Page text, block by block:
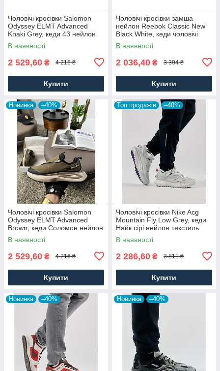
Чоловічі кросівки Salomon
Odyssey ELMT Advanced
Khaki Grey, кеди 43 нейлон
текстиль, Чоловіче взуття
В наявності
2 529,60 ₴ 4 216 ₴
Купити
Чоловічі кросівки замша
нейлон Reebok Classic New
Black White, кеди чоловічі
Рибок чорні. Чоловіче взуття
В наявності
2 036,40 ₴ 3 394 ₴
Купити
Новинка –40%
Чоловічі кросівки Salomon
Odyssey ELMT Advanced
Brown, кеди Соломон нейлон
текстиль коричневі, Чоловіче
взуття
В наявності
2 529,60 ₴ 4 216 ₴
Купити
Топ продажів –40%
Чоловічі кросівки Nike Acg
Mountain Fly Low Grey, кеди
Найк сірі нейлон текстиль.
Чоловіче взуття
В наявності
2 286,60 ₴ 3 811 ₴
Купити
Новинка –40% Новинка –40%